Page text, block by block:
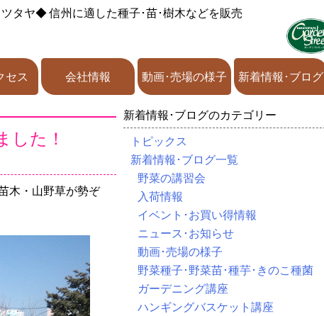
タヤ◆信州に適した種子･苗･樹木などを販売
セス 会社情報 動画･売場の様子 新着情報･ブログ
した！
木・山野草が勢ぞ
新着情報･ブログのカテゴリー
トピックス
新着情報･ブログ一覧
野菜の講習会
入荷情報
イベント･お買い得情報
ニュース･お知らせ
動画･売場の様子
野菜種子･野菜苗･種芋･きのこ種菌
ガーデニング講座
ハンギングバスケット講座